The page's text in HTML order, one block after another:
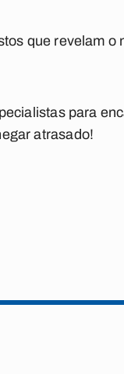
que revelam o
para
atrasado!